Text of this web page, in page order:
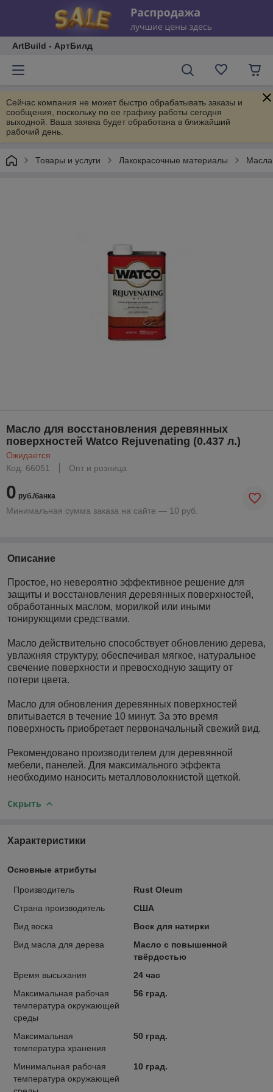
ArtBuild - АртБилд
Сейчас компания не может быстро обрабатывать заказы и
сообщения, поскольку по ее графику работы сегодня
выходной. Ваша заявка будет обработана в ближайший
рабочий день.
Товары и услуги Лакокрасочные материалы
Масло для восстановления деревянных
поверхностей Watco Rejuvenating (0.437 л.)
Ожидается
Код: 66051
Опт и розница
0 руб./банка
Минимальная сумма заказа на сайте — 10 руб.
Описание
Простое, но невероятно эффективное решение для
защиты и восстановления деревянных поверхностей,
обработанных маслом, морилкой или иными
тонирующими средствами.
Масло действительно способствует обновлению дерева,
увлажняя структуру, обеспечивая мягкое, натуральное
свечение поверхности и превосходную защиту от
потери цвета.
Масло для обновления деревянных поверхностей
впитывается в течение 10 минут. За это время
поверхность приобретает первоначальный свежий вид.
Рекомендовано производителем для деревянной
мебели, панелей. Для максимального эффекта
необходимо наносить металловолокнистой щеткой.
Скрыть
Характеристики
Основные атрибуты
Производитель
Rust Oleum
Страна производитель
США
Вид воска
Воск для натирки
Вид масла для дерева
Масло с повышенной
твёрдостью
Время высыхания
24 час
Максимальная рабочая
температура окружающей
среды
56 град.
Максимальная
температура хранения
50 град.
Минимальная рабочая
температура окружающей
10 град.